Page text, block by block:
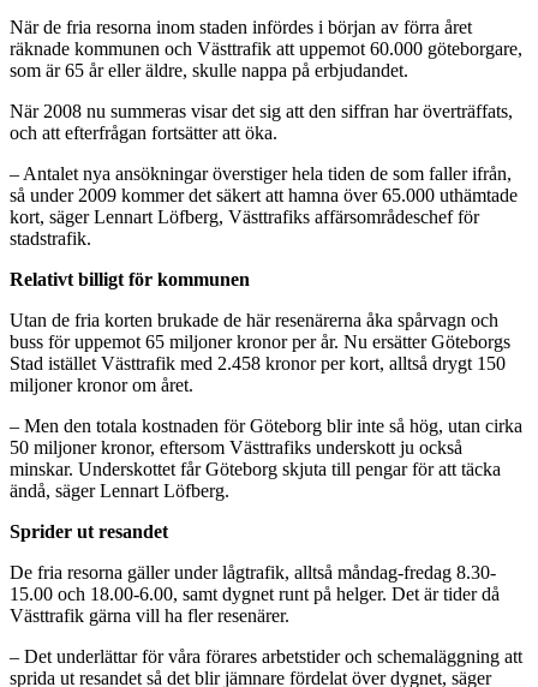
När de fria resorna inom staden infördes i början av förra året
räknade kommunen och Västtrafik att uppemot 60.000 göteborgare,
som är 65 år eller äldre, skulle nappa på erbjudandet.
När 2008 nu summeras visar det sig att den siffran har överträffats,
och att efterfrågan fortsätter att öka.
– Antalet nya ansökningar överstiger hela tiden de som faller ifrån,
så under 2009 kommer det säkert att hamna över 65.000 uthämtade
kort, säger Lennart Löfberg, Västtrafiks affärsområdeschef för
stadstrafik.
Relativt billigt för kommunen
Utan de fria korten brukade de här resenärerna åka spårvagn och
buss för uppemot 65 miljoner kronor per år. Nu ersätter Göteborgs
Stad istället Västtrafik med 2.458 kronor per kort, alltså drygt 150
miljoner kronor om året.
– Men den totala kostnaden för Göteborg blir inte så hög, utan cirka
50 miljoner kronor, eftersom Västtrafiks underskott ju också
minskar. Underskottet får Göteborg skjuta till pengar för att täcka
ändå, säger Lennart Löfberg.
Sprider ut resandet
De fria resorna gäller under lågtrafik, alltså måndag-fredag 8.30-
15.00 och 18.00-6.00, samt dygnet runt på helger. Det är tider då
Västtrafik gärna vill ha fler resenärer.
– Det underlättar för våra förares arbetstider och schemaläggning att
sprida ut resandet så det blir jämnare fördelat över dygnet, säger